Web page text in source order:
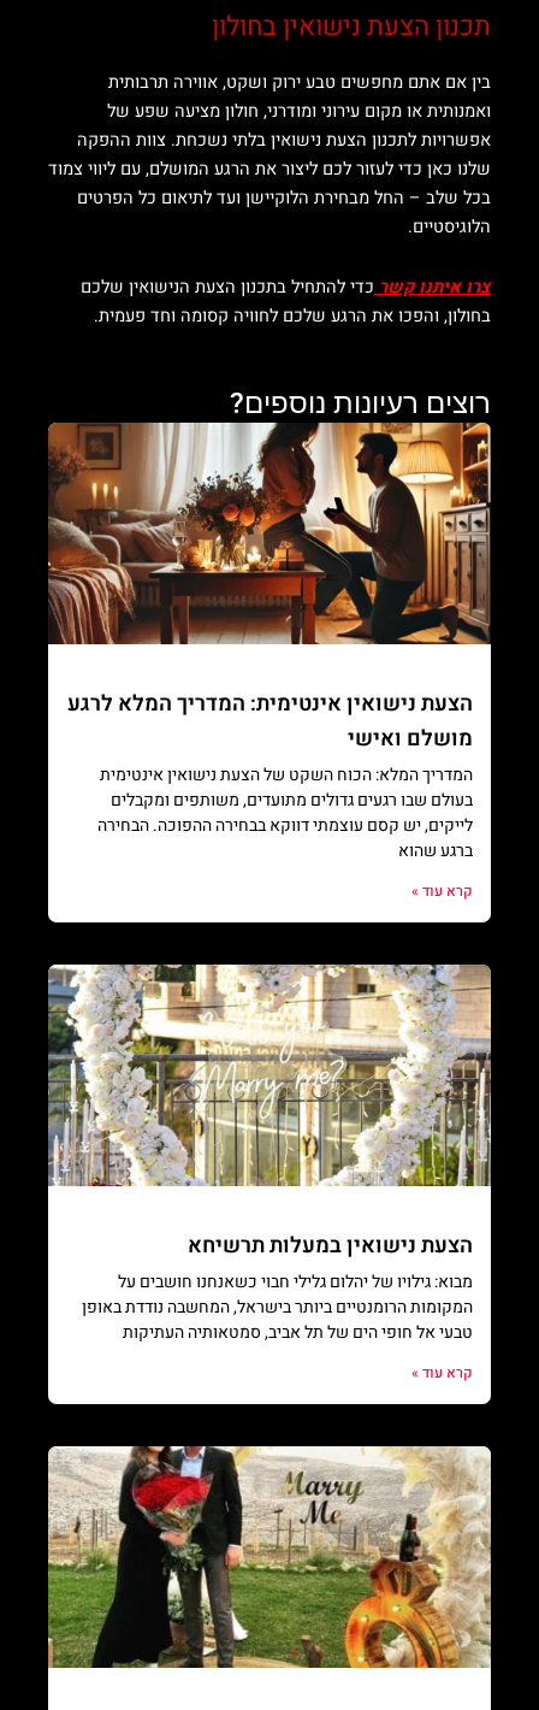
תכנון הצעת נישואין בחולון
בין אם אתם מחפשים טבע ירוק ושקט, אווירה תרבותית
ואמנותית או מקום עירוני ומודרני, חולון מציעה שפע של
אפשרויות לתכנון הצעת נישואין בלתי נשכחת. צוות ההפקה
שלנו כאן כדי לעזור לכם ליצור את הרגע המושלם, עם ליווי צמוד
בכל שלב – החל מבחירת הלוקיישן ועד לתיאום כל הפרטים
הלוגיסטיים.
צרו איתנו קשר כדי להתחיל בתכנון הצעת הנישואין שלכם
בחולון, והפכו את הרגע שלכם לחוויה קסומה וחד פעמית.
רוצים רעיונות נוספים?
הצעת נישואין אינטימית: המדריך המלא לרגע
מושלם ואישי
המדריך המלא: הכוח השקט של הצעת נישואין אינטימית
בעולם שבו רגעים גדולים מתועדים, משותפים ומקבלים
לייקים, יש קסם עוצמתי דווקא בבחירה ההפוכה. הבחירה
ברגע שהוא
קרא עוד »
הצעת נישואין במעלות תרשיחא
מבוא: גילויו של יהלום גלילי חבוי כשאנחנו חושבים על
המקומות הרומנטיים ביותר בישראל, המחשבה נודדת באופן
טבעי אל חופי הים של תל אביב, סמטאותיה העתיקות
קרא עוד »